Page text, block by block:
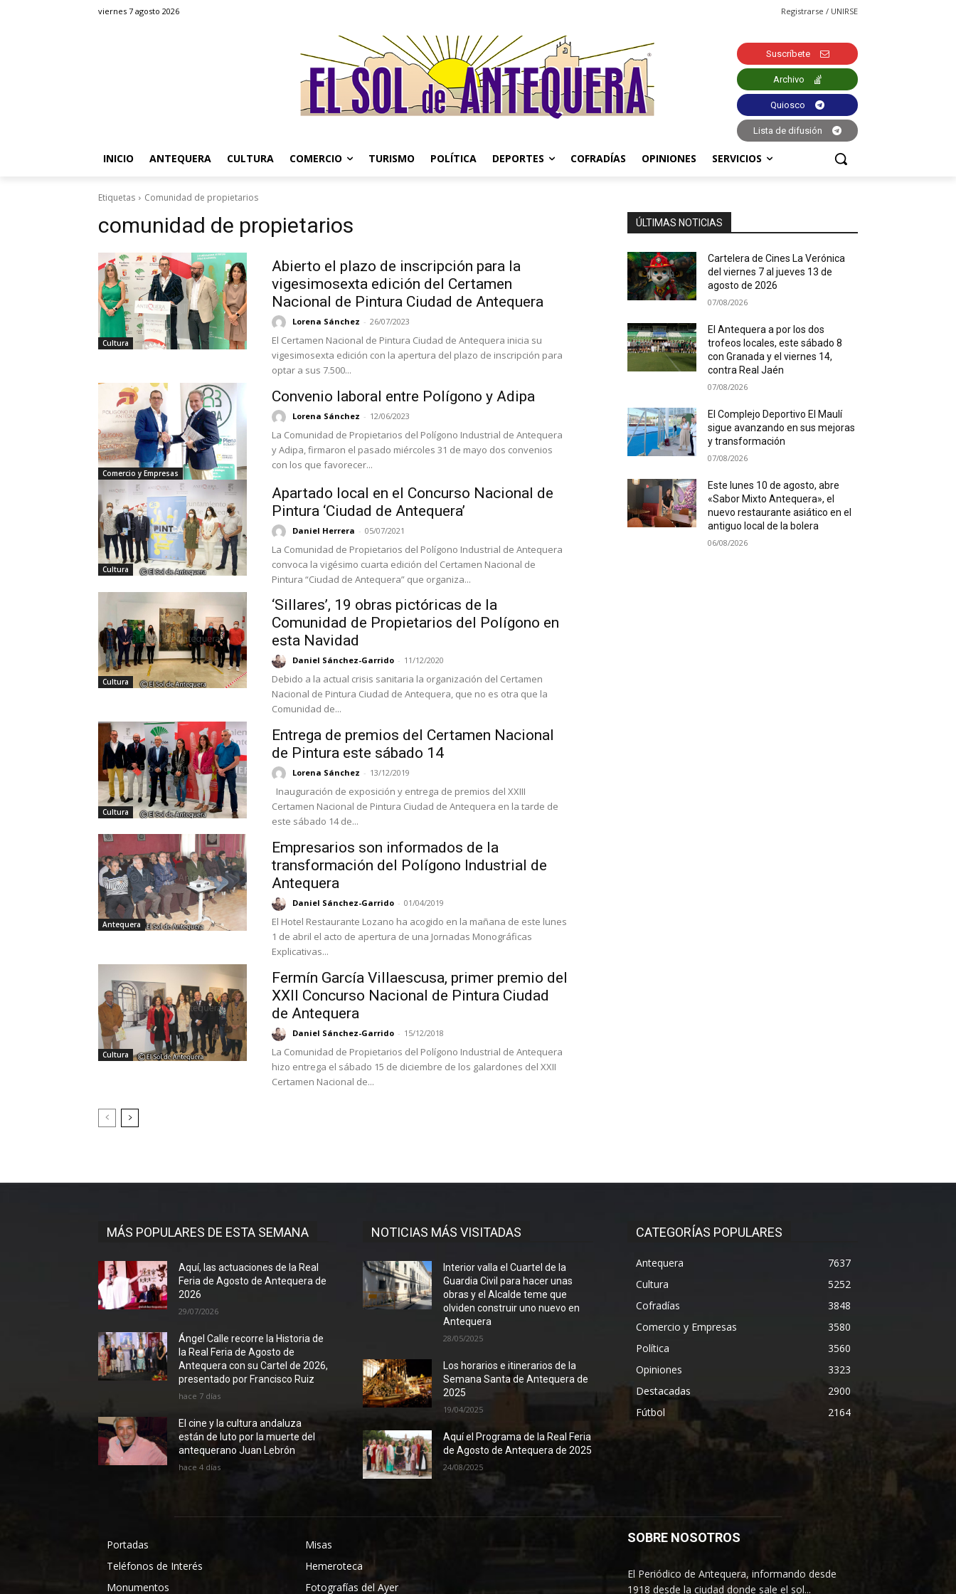
viernes 7 agosto 2026 Registrarse / UNIRSE
Suscríbete
Archivo
Quiosco
Lista de difusión
INICIO ANTEQUERA CULTURA COMERCIO TURISMO POLÍTICA DEPORTES COFRADÍAS OPINIONES SERVICIOS
Etiquetas Comunidad de propietarios
comunidad de propietarios
Cultura
Abierto el plazo de inscripción para la
vigesimosexta edición del Certamen
Nacional de Pintura Ciudad de Antequera
Lorena Sánchez - 26/07/2023
El Certamen Nacional de Pintura Ciudad de Antequera inicia su
vigesimosexta edición con la apertura del plazo de inscripción para
optar a sus 7.500...
Comercio y Empresas
Convenio laboral entre Polígono y Adipa
Lorena Sánchez - 12/06/2023
La Comunidad de Propietarios del Polígono Industrial de Antequera
y Adipa, firmaron el pasado miércoles 31 de mayo dos convenios
con los que favorecer...
Cultura
Apartado local en el Concurso Nacional de
Pintura ‘Ciudad de Antequera’
Daniel Herrera - 05/07/2021
La Comunidad de Propietarios del Polígono Industrial de Antequera
convoca la vigésimo cuarta edición del Certamen Nacional de
Pintura “Ciudad de Antequera” que organiza...
Cultura
‘Sillares’, 19 obras pictóricas de la
Comunidad de Propietarios del Polígono en
esta Navidad
Daniel Sánchez-Garrido - 11/12/2020
Debido a la actual crisis sanitaria la organización del Certamen
Nacional de Pintura Ciudad de Antequera, que no es otra que la
Comunidad de...
Cultura
Entrega de premios del Certamen Nacional
de Pintura este sábado 14
Lorena Sánchez - 13/12/2019
Inauguración de exposición y entrega de premios del XXIII
Certamen Nacional de Pintura Ciudad de Antequera en la tarde de
este sábado 14 de...
Antequera
Empresarios son informados de la
transformación del Polígono Industrial de
Antequera
Daniel Sánchez-Garrido - 01/04/2019
El Hotel Restaurante Lozano ha acogido en la mañana de este lunes
1 de abril el acto de apertura de una Jornadas Monográficas
Explicativas...
Cultura
Fermín García Villaescusa, primer premio del
XXII Concurso Nacional de Pintura Ciudad
de Antequera
Daniel Sánchez-Garrido - 15/12/2018
La Comunidad de Propietarios del Polígono Industrial de Antequera
hizo entrega el sábado 15 de diciembre de los galardones del XXII
Certamen Nacional de...
ÚLTIMAS NOTICIAS
Cartelera de Cines La Verónica
del viernes 7 al jueves 13 de
agosto de 2026
07/08/2026
El Antequera a por los dos
trofeos locales, este sábado 8
con Granada y el viernes 14,
contra Real Jaén
07/08/2026
El Complejo Deportivo El Maulí
sigue avanzando en sus mejoras
y transformación
07/08/2026
Este lunes 10 de agosto, abre
«Sabor Mixto Antequera», el
nuevo restaurante asiático en el
antiguo local de la bolera
06/08/2026
MÁS POPULARES DE ESTA SEMANA
Aquí, las actuaciones de la Real
Feria de Agosto de Antequera de
2026
29/07/2026
Ángel Calle recorre la Historia de
la Real Feria de Agosto de
Antequera con su Cartel de 2026,
presentado por Francisco Ruiz
hace 7 días
El cine y la cultura andaluza
están de luto por la muerte del
antequerano Juan Lebrón
hace 4 días
NOTICIAS MÁS VISITADAS
Interior valla el Cuartel de la
Guardia Civil para hacer unas
obras y el Alcalde teme que
olviden construir uno nuevo en
Antequera
28/05/2025
Los horarios e itinerarios de la
Semana Santa de Antequera de
2025
19/04/2025
Aquí el Programa de la Real Feria
de Agosto de Antequera de 2025
24/08/2025
CATEGORÍAS POPULARES
Antequera
7637
Cultura
5252
Cofradías
3848
Comercio y Empresas
3580
Política
3560
Opiniones
3323
Destacadas
2900
Fútbol
2164
Portadas
Teléfonos de Interés
Monumentos
Misas
Hemeroteca
Fotografías del Ayer
SOBRE NOSOTROS
El Periódico de Antequera, informando desde
1918 desde la ciudad donde sale el sol...